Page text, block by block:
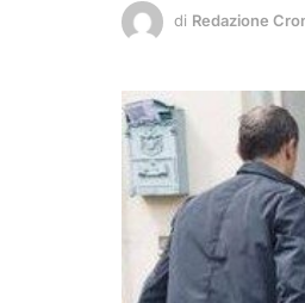
di Redazione